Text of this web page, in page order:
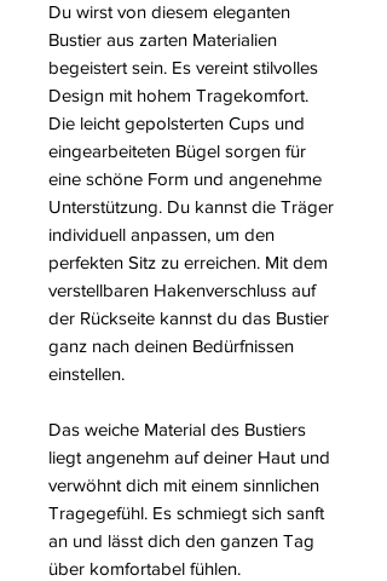
Du wirst von diesem eleganten
Bustier aus zarten Materialien
begeistert sein. Es vereint stilvolles
Design mit hohem Tragekomfort.
Die leicht gepolsterten Cups und
eingearbeiteten Bügel sorgen für
eine schöne Form und angenehme
Unterstützung. Du kannst die Träger
individuell anpassen, um den
perfekten Sitz zu erreichen. Mit dem
verstellbaren Hakenverschluss auf
der Rückseite kannst du das Bustier
ganz nach deinen Bedürfnissen
einstellen.
Das weiche Material des Bustiers
liegt angenehm auf deiner Haut und
verwöhnt dich mit einem sinnlichen
Tragegefühl. Es schmiegt sich sanft
an und lässt dich den ganzen Tag
über komfortabel fühlen.